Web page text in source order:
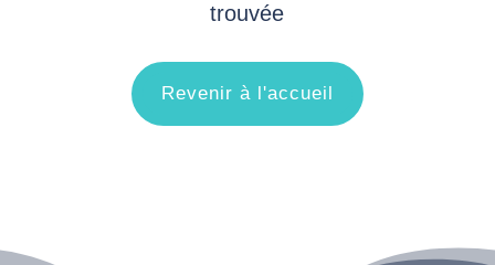
trouvée
Revenir à l'accueil